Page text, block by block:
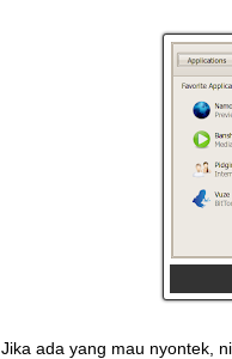
Jika ada yang mau nyontek,